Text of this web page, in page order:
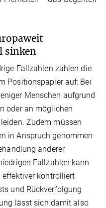
sinken
Fallzahlen zählen die
Positionspapier auf: Bei
Menschen aufgrund
oder an möglichen
Zudem müssen
in Anspruch genommen
anderer
Fallzahlen kann
effektiver kontrolliert
und Rückverfolgung
lässt sich damit also